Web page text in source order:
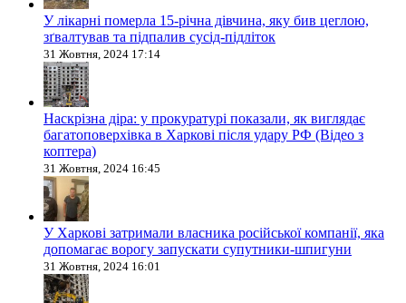
У лікарні померла 15-річна дівчина, яку бив цеглою,
зґвалтував та підпалив сусід-підліток
31 Жовтня, 2024 17:14
Наскрізна діра: у прокуратурі показали, як виглядає
багатоповерхівка в Харкові після удару РФ (Відео з
коптера)
31 Жовтня, 2024 16:45
У Харкові затримали власника російської компанії, яка
допомагає ворогу запускати супутники-шпигуни
31 Жовтня, 2024 16:01